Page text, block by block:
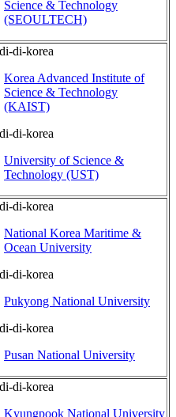
Science & Technology
(SEOULTECH)
Korea Advanced Institute of
Science & Technology
(KAIST)
University of Science &
Technology (UST)
National Korea Maritime &
Ocean University
Pukyong National University
Pusan National University
Kyungpook National University